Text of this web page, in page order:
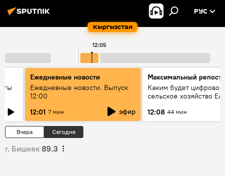
Кыргызстан
РУС
12:05
Ежедневные новости
Ежедневные новости. Выпуск
12:00
12:01 7 мин эфир
Максимальный репост
Каким будет цифровое
сельское хозяйство
12:08 44 мин
Вчера Сегодня
г. Бишкек 89.3